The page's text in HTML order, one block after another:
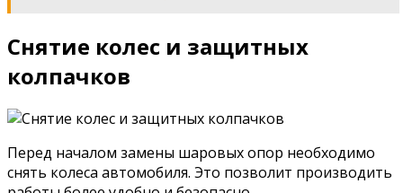
Снятие колес и защитных
колпачков
Перед началом замены шаровых опор необходимо
снять колеса автомобиля. Это позволит производить